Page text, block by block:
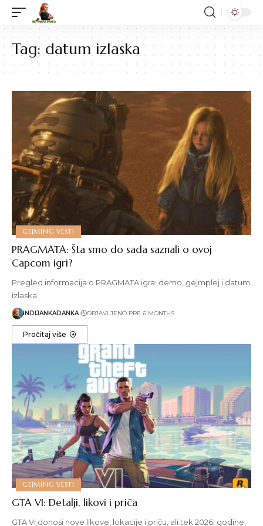
Tag: datum izlaska
GEJMING VESTI
PRAGMATA: Šta smo do sada saznali o ovoj
Capcom igri?
Pregled informacija o PRAGMATA igra: demo, gejmplej i datum
izlaska
INDIJANKADANKA OBJAVLJENO PRE 6 MONTHS
Pročitaj više
GEJMING VESTI
GTA VI: Detalji, likovi i priča
GTA VI donosi nove likove, lokacije i priču, ali tek 2026. godine.